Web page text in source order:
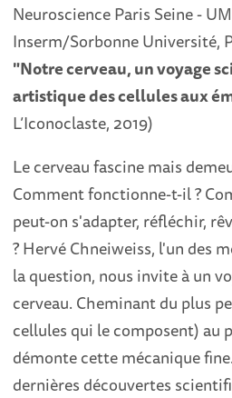
Neuroscience Paris Seine -
Inserm/Sorbonne Université,
"Notre cerveau, un voyage
artistique des cellules aux
L’Iconoclaste, 2019)
Le cerveau fascine mais
Comment fonctionne-t-il ?
peut-on s'adapter, réfléchir,
? Hervé Chneiweiss, l'un des
la question, nous invite à un
cerveau. Cheminant du plus
cellules qui le composent) au
démonte cette mécanique
dernières découvertes